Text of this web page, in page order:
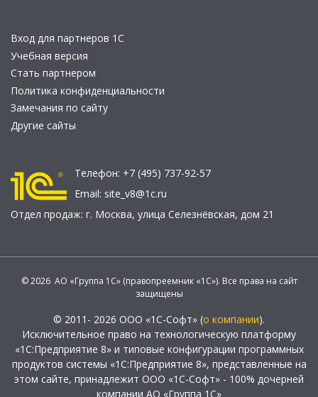
Вход для партнеров 1С
Учебная версия
Стать партнером
Политика конфиденциальности
Замечания по сайту
Другие сайты
Телефон: +7 (495) 737-92-57
Email: site_v8@1c.ru
Отдел продаж: г. Москва, улица Селезнёвская, дом 21
© 2026 АО «Группа 1С» (правопреемник «1С»). Все права на сайт
защищены
© 2011- 2026 ООО «1С-Софт» (о компании).
Исключительное право на технологическую платформу
«1С:Предприятие 8» и типовые конфигурации программных
продуктов системы «1С:Предприятие 8», представленные на
этом сайте, принадлежит ООО «1С-Софт» - 100% дочерней
компании АО «Группа 1С»